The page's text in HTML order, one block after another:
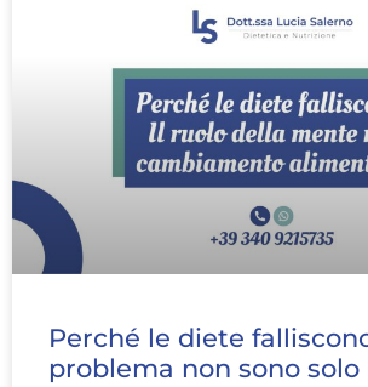
Perché le diete
problema non sono solo